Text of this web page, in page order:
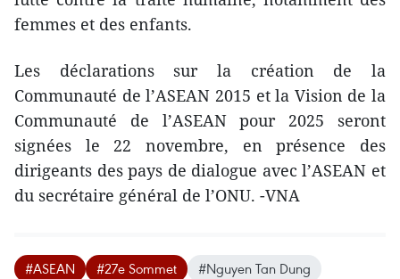
femmes et des enfants.
Les déclarations sur la création de la
Communauté de l’ASEAN 2015 et la Vision de la
Communauté de l’ASEAN pour 2025 seront
signées le 22 novembre, en présence des
dirigeants des pays de dialogue avec l’ASEAN et
du secrétaire général de l’ONU. -VNA
#ASEAN #27e Sommet
#Nguyen Tan Dung